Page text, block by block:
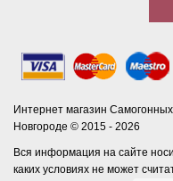
Интернет магазин
Новгороде © 2015 - 2026
Вся информация на сайте
каких условиях не может